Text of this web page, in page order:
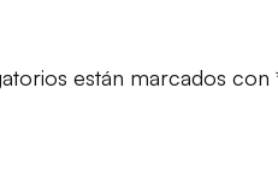
están marcados con